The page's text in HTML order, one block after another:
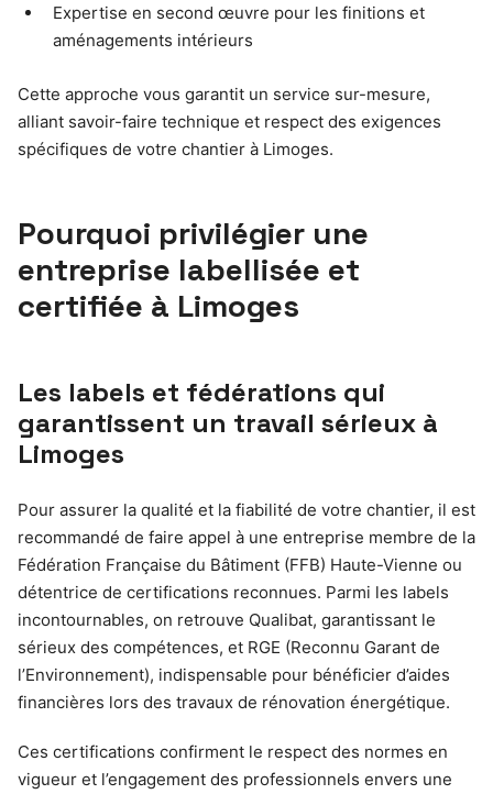
Expertise en second œuvre pour les finitions et
aménagements intérieurs
Cette approche vous garantit un service sur-mesure,
alliant savoir-faire technique et respect des exigences
spécifiques de votre chantier à Limoges.
Pourquoi privilégier une
entreprise labellisée et
certifiée à Limoges
Les labels et fédérations qui
garantissent un travail sérieux à
Limoges
Pour assurer la qualité et la fiabilité de votre chantier, il est
recommandé de faire appel à une entreprise membre de la
Fédération Française du Bâtiment (FFB) Haute-Vienne ou
détentrice de certifications reconnues. Parmi les labels
incontournables, on retrouve Qualibat, garantissant le
sérieux des compétences, et RGE (Reconnu Garant de
l’Environnement), indispensable pour bénéficier d’aides
financières lors des travaux de rénovation énergétique.
Ces certifications confirment le respect des normes en
vigueur et l’engagement des professionnels envers une